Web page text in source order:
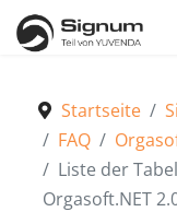
Startseite
FAQ
Liste der
Orgasoft.NET